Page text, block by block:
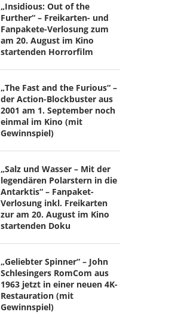
„Insidious: Out of the
Further“ – Freikarten- und
Fanpakete-Verlosung zum
am 20. August im Kino
startenden Horrorfilm
„The Fast and the Furious“ –
der Action-Blockbuster aus
2001 am 1. September noch
einmal im Kino (mit
Gewinnspiel)
„Salz und Wasser – Mit der
legendären Polarstern in die
Antarktis“ – Fanpaket-
Verlosung inkl. Freikarten
zur am 20. August im Kino
startenden Doku
„Geliebter Spinner“ – John
Schlesingers RomCom aus
1963 jetzt in einer neuen 4K-
Restauration (mit
Gewinnspiel)